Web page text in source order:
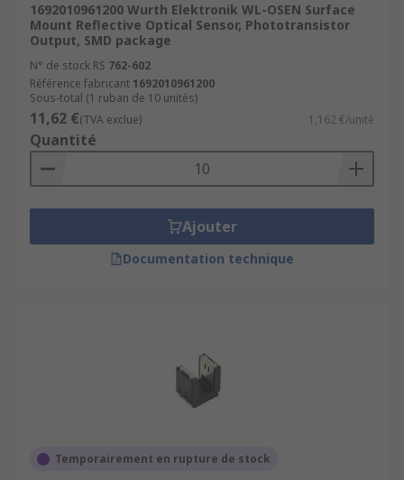
1692010961200 Wurth Elektronik WL-OSEN Surface
Mount Reflective Optical Sensor, Phototransistor
Output, SMD package
N° de stock RS 762-602
Référence fabricant 1692010961200
Sous-total (1 ruban de 10 unités)
11,62 €(TVA exclue) 1,162 €/unité
Quantité
Ajouter
Documentation technique
Temporairement en rupture de stock